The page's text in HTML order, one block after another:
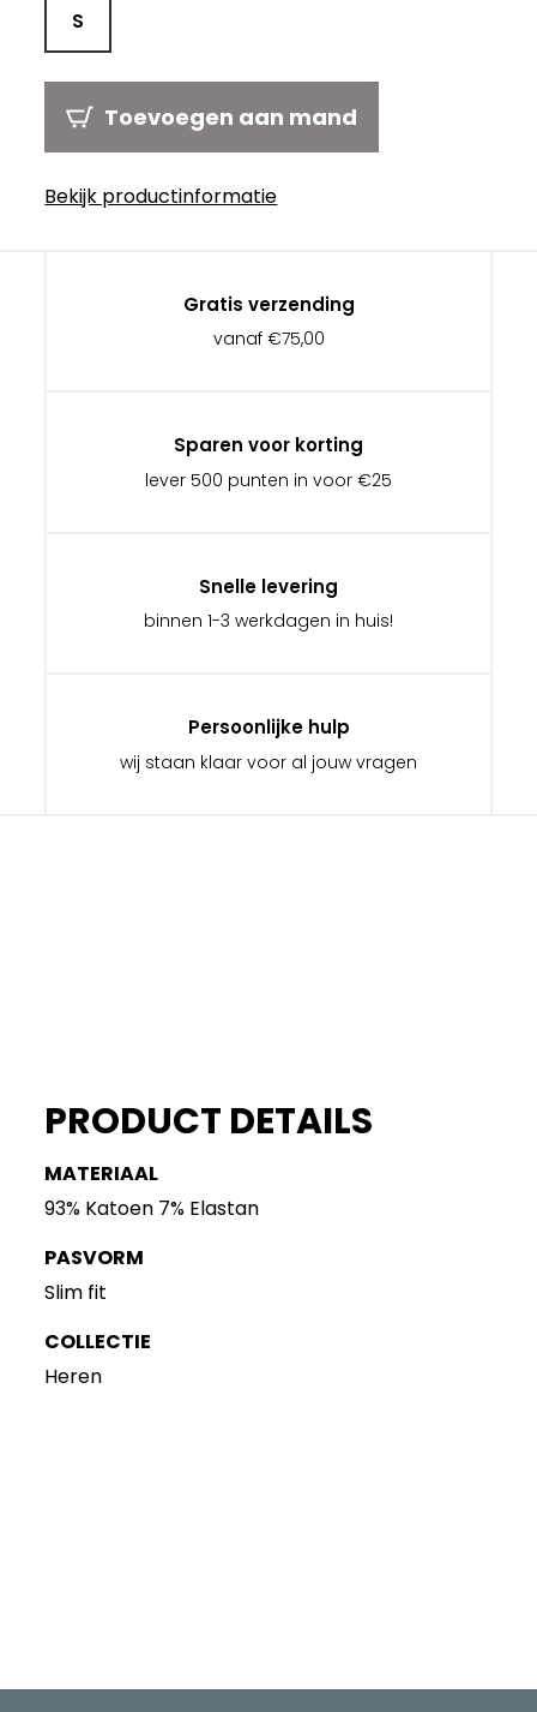
S
Toevoegen aan mand
Bekijk productinformatie
Gratis verzending
vanaf €75,00
Sparen voor korting
lever 500 punten in voor €25
Snelle levering
binnen 1-3 werkdagen in huis!
Persoonlijke hulp
wij staan klaar voor al jouw vragen
PRODUCT DETAILS
MATERIAAL
93% Katoen 7% Elastan
PASVORM
Slim fit
COLLECTIE
Heren